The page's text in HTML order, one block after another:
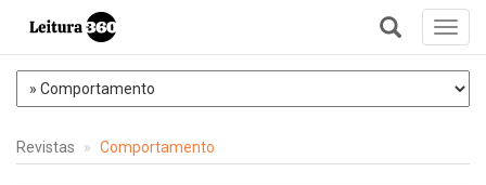
+
Revistas Comportamento